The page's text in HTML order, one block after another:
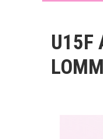
U15F